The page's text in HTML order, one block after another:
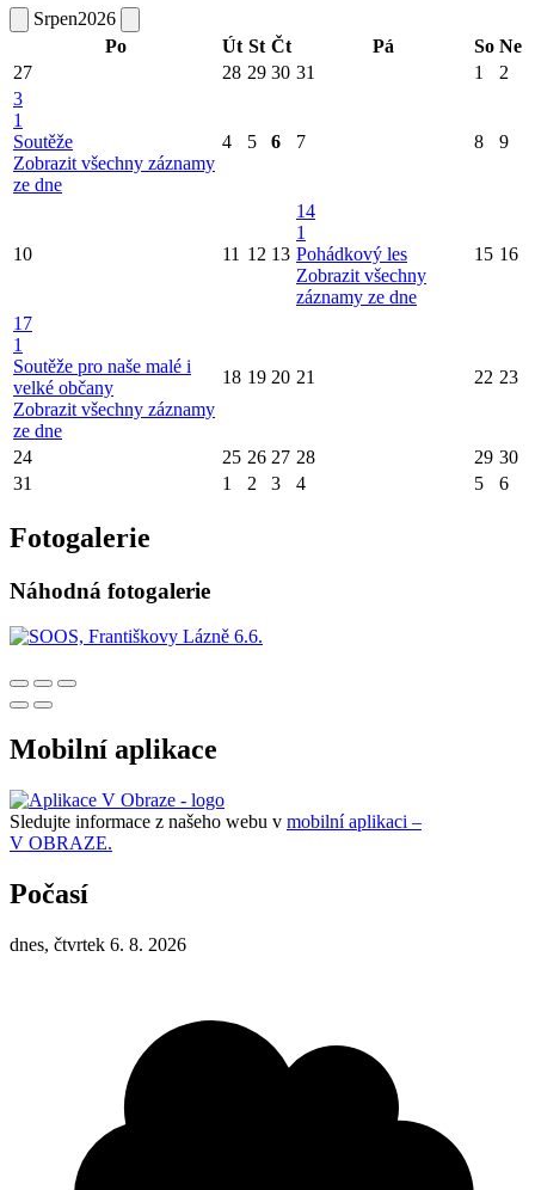
Srpen2026
Po
Út St Čt Pá So Ne
27
28 29 30 31 1
2
3
1
Soutěže
Zobrazit všechny záznamy
ze dne
4 5 6 7 8 9
10 11 12 13
14
1
Pohádkový les
Zobrazit všechny
záznamy ze dne
15 16
17
1
Soutěže pro naše malé i
velké občany
Zobrazit všechny záznamy
ze dne
18 19 20 21 22 23
24 25 26 27 28 29 30
31
1 2 3 4 5 6
Fotogalerie
Náhodná fotogalerie
Mobilní aplikace
Sledujte informace z našeho webu v mobilní aplikaci –
V OBRAZE.
Počasí
dnes, čtvrtek 6. 8. 2026